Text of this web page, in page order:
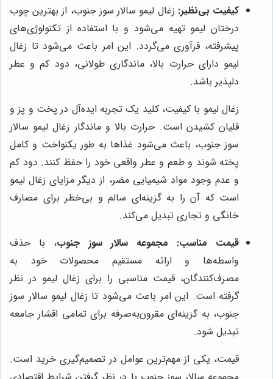
کیفیت بی‌نظیر: زغال لیمو سالار سوز جنوب، از بهترین چوب
درختان لیمو تهیه می‌شود و با استفاده از تکنولوژی‌های
پیشرفته، فرآوری می‌گردد. این امر باعث می‌شود تا زغال
لیمو دارای حرارت بالا، ماندگاری طولانی، دود کم و عطر
دلپذیر باشد.
زغال لیمو با کیفیت، کلید یک تجربه ایده‌آل در پخت و پز و
قلیان کشیدن است. حرارت بالا و ماندگار زغال لیمو سالار
سوز جنوب، باعث می‌شود غذاها به طور یکنواخت و کامل
پخته شوند و طعم و عطر واقعی خود را حفظ کنند. دود کم
و عدم وجود مواد شیمیایی مضر، از دیگر مزایای زغال لیمو
است که آن را به گزینه‌ای سالم و بی‌خطر برای مصارف
خانگی و تجاری تبدیل می‌کند.
قیمت مناسب:
مجموعه سالار سوز جنوب، با حذف
واسطه‌ها و ارائه مستقیم محصولات خود به
مصرف‌کنندگان، قیمت مناسبی را برای زغال لیمو در نظر
گرفته است. این امر باعث می‌شود تا زغال لیمو سالار سوز
جنوب، به گزینه‌ای مقرون‌به‌صرفه برای تمامی اقشار جامعه
تبدیل شود.
قیمت، یکی از مهم‌ترین عوامل در تصمیم‌گیری خرید است.